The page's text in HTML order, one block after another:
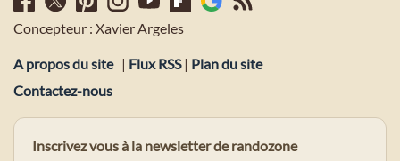
Concepteur : Xavier Argeles
A propos du site | Flux RSS| Plan du site
Contactez-nous
Inscrivez vous à la newsletter de randozone